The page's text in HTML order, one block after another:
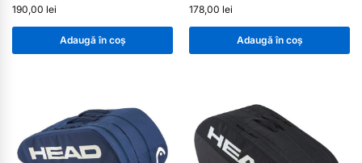
190,00 lei
Adaugă în coș
178,00 lei
Adaugă în coș